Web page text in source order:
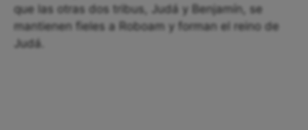
que las otras dos tribus, Judá y Benjamín, se
mantienen fieles a Roboam y forman el reino de
Judá.